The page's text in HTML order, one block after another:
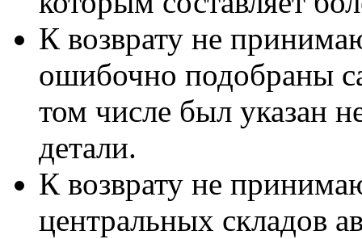
К возврату не
ошибочно подобраны
том числе был указан
детали.
К возврату не
центральных складов